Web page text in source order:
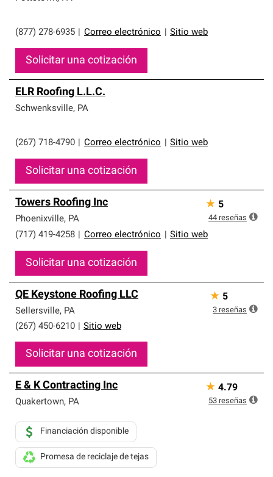
(877) 278-6935 Correo electrónico Sitio web
Solicitar una cotización
ELR Roofing L.L.C.
Schwenksville, PA
(267) 718-4790 Correo electrónico Sitio web
Solicitar una cotización
Towers Roofing Inc
Phoenixville, PA
(717) 419-4258
Correo electrónico Sitio web
Solicitar una cotización
★ 5
44 reseñas
QE Keystone Roofing LLC
Sellersville, PA
(267) 450-6210
Sitio web
Solicitar una cotización
★ 5
3 reseñas
E & K Contracting Inc
Quakertown, PA
Financiación disponible
Promesa de reciclaje de tejas
★ 4.79
53 reseñas